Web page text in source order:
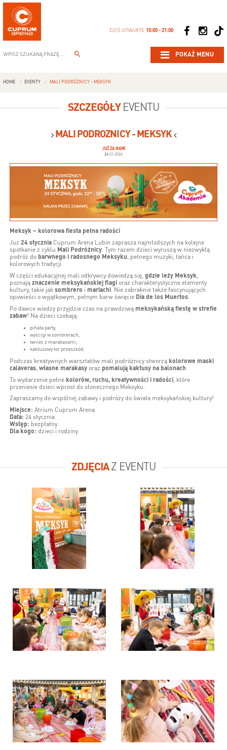
DZIŚ OTWARTE 10:00 - 21:00
POKAŻ MENU
HOME EVENTY MALI PODRÓŻNICY - MEKSYK
SZCZEGÓŁYEVENTU
MALI PODRÓŻNICY - MEKSYK
JUŻ ZA NAMI
24 01.2026
Meksyk – kolorowa fiesta pełna radości
Już24 stycznia Cuprum Arena Lubin zaprasza najmłodszych na kolejne
spotkanie z cyklu Mali Podróżnicy. Tym razem dzieci wyruszą w niezwykłą
podróż do barwnego i radosnego Meksyku, pełnego muzyki, tańca i
kolorowych tradycji.
W części edukacyjnej mali odkrywcy dowiedzą się,gdzie leży Meksyk,
poznająznaczenie meksykańskiej flagi oraz charakterystyczne elementy
kultury, takie jaksombrero i mariachi. Nie zabraknie także fascynujących
opowieści o wyjątkowym, pełnym barw święcie Día de los Muertos.
Po dawce wiedzy przyjdzie czas na prawdziwą meksykańską fiestę w strefie
zabaw! Na dzieci czekają:
piñata party,
wyścigi w sombrerach,
taniec z marakasami,
kaktusowy tor przeszkód.
Podczas kreatywnych warsztatów mali podróżnicy stworzą kolorowe maski
calaveras,własne marakasy oraz pomalują kaktusy na balonach.
To wydarzenie pełne kolorów, ruchu, kreatywności i radości, które
przeniesie dzieci wprost do słonecznego Meksyku.
Zapraszamy do wspólnej zabawy i podróży do świata meksykańskiej kultury!
Miejsce: Atrium Cuprum Arena
Data: 24 stycznia
Wstęp: bezpłatny
Dla kogo: dzieci i rodziny
ZDJĘCIAZ EVENTU